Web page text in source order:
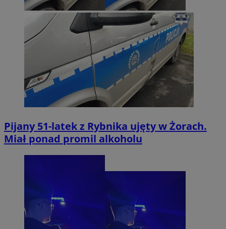
Pijany 51-latek z Rybnika ujęty w Żorach.
Miał ponad promil alkoholu